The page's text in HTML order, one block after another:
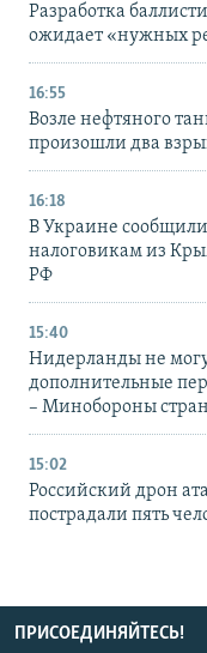
Разработка
ожидает «нужных
16:55
Возле нефтяного
произошли два
16:18
В Украине
налоговикам из
РФ
15:40
Нидерланды не
дополнительные
– Минобороны
15:02
Российский дрон
пострадали пять
ПРИСОЕДИНЯЙТЕСЬ!